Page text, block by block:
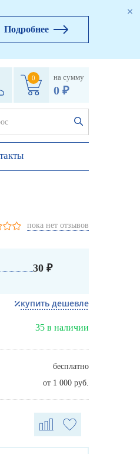
Подробнее
0 на сумму
0 ₽
пока нет отзывов
30 ₽
купить дешевле
35 в наличии
бесплатно
от 1 000 руб.